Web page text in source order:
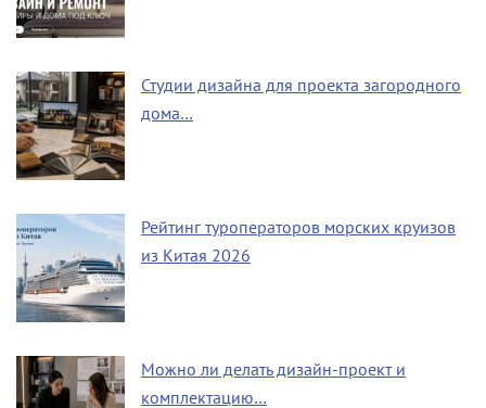
Студии дизайна для проекта загородного
дома…
Рейтинг туроператоров морских круизов
из Китая 2026
Можно ли делать дизайн-проект и
комплектацию…